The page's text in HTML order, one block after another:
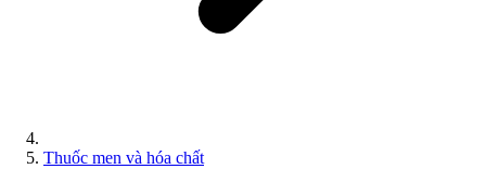
Thuốc men và hóa chất